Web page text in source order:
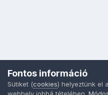
Fontos információ
Sütiket (cookies) helyeztünk el